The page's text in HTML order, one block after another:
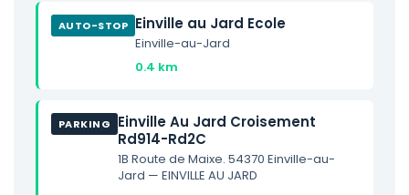
AUTO-STOP Einville au Jard Ecole
Einville-au-Jard
0.4 km
PARKING
Einville Au Jard Croisement
Rd914-Rd2C
1B Route de Maixe. 54370 Einville-au-
Jard — EINVILLE AU JARD